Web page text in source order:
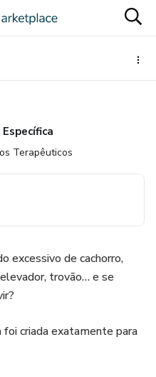
Terapêuticos
excessivo de cachorro,
trovão… e se
criada exatamente para